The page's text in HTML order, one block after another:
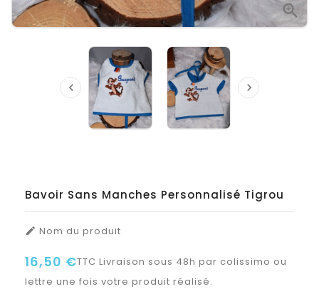

 
Bavoir Sans Manches Personnalisé Tigrou
 Nom du produit
16,50 €TTC Livraison sous 48h par colissimo ou
lettre une fois votre produit réalisé.